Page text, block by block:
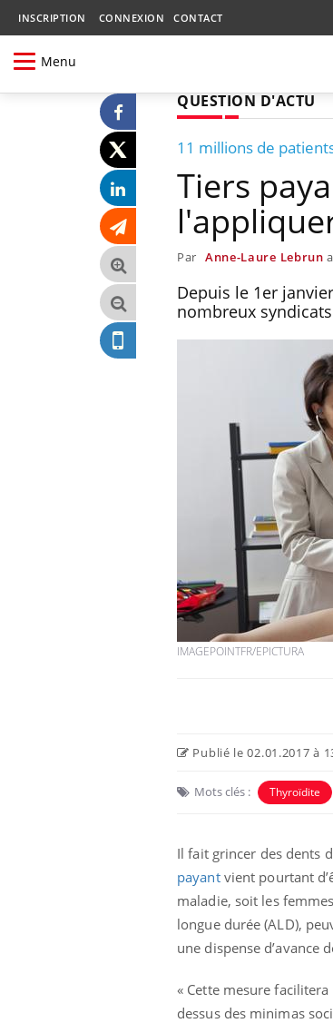
INSCRIPTION CONNEXION CONTACT
Menu
QUESTION D'ACTU
11 millions de
Tiers
Par Anne-Laure Lebrun
Depuis le 1er
nombreux
IMAGEPOINTFR/EPICTURA
Publié le 02.01.2017 à
Mots clés : Thyroïdite
Il fait grincer des dents
payantvient pourtant
maladie, soit les
longue durée (ALD),
une dispense d’avance
« Cette mesure
dessus des minimas
Les troubles du
modifient votre
Mon enfant est-il
sensible ou
très empathique ?
Eczéma Chronique des Mains :
expliquer ma maladieYoutube